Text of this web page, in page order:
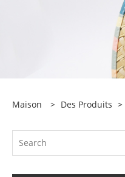
Maison > Des Produits >